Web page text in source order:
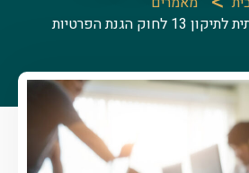
הגנת הפרטיות